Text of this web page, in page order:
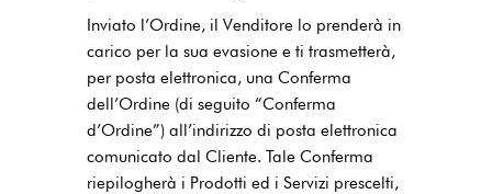
Inviato l’Ordine, il Venditore lo prenderà in
carico per la sua evasione e ti trasmetterà,
per posta elettronica, una Conferma
dell’Ordine (di seguito “Conferma
d’Ordine”) all’indirizzo di posta elettronica
comunicato dal Cliente. Tale Conferma
riepilogherà i Prodotti ed i Servizi prescelti,